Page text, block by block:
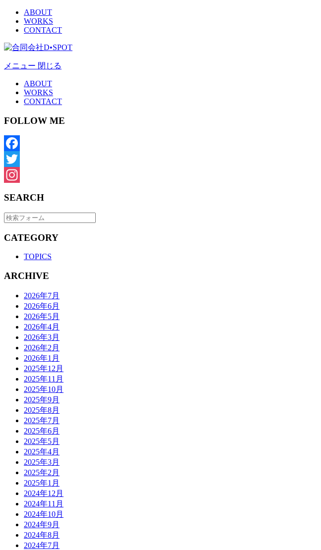
ABOUT
WORKS
CONTACT
メニュー 閉じる
ABOUT
WORKS
CONTACT
FOLLOW ME
Facebook
Twitter
SEARCH
CATEGORY
TOPICS
ARCHIVE
2026年7月
2026年6月
2026年5月
2026年4月
2026年3月
2026年2月
2026年1月
2025年12月
2025年11月
2025年10月
2025年9月
2025年8月
2025年7月
2025年6月
2025年5月
2025年4月
2025年3月
2025年2月
2025年1月
2024年12月
2024年11月
2024年10月
2024年9月
2024年8月
2024年7月